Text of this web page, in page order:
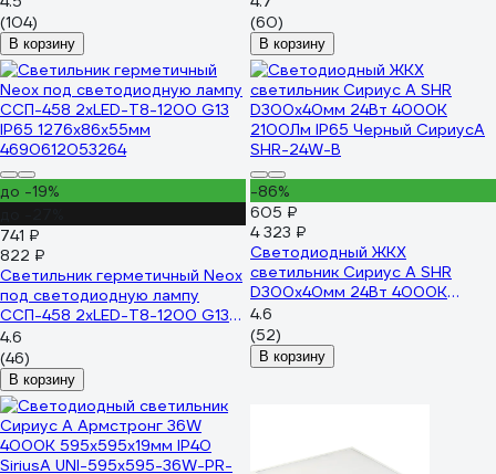
(104)
В корзину
(60)
В корзину
до -19%
741 ₽
822 ₽
Светильник герметичный Neox
под светодиодную лампу
ССП-458 2xLED-Т8-1200 G13
IP65 1276x86x55мм
4690612053264
4.6
(46)
В корзину
-86%
605 ₽
4 323 ₽
Светодиодный ЖКХ
светильник Сириус А SHR
D300x40мм 24Вт 4000К
2100Лм IP65 Черный СириусА
SHR-24W-B
4.6
(52)
В корзину